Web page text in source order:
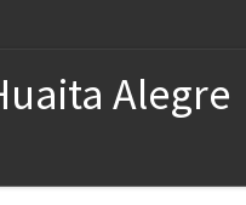
Alegre